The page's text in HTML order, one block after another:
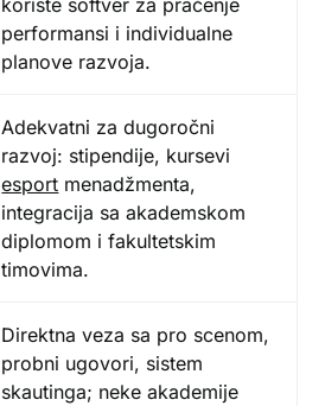
performansi i individualne
planove razvoja.
Adekvatni za dugoročni
razvoj: stipendije, kursevi
esport menadžmenta,
integracija sa akademskom
diplomom i fakultetskim
timovima.
Direktna veza sa pro scenom,
probni ugovori, sistem
skautinga; neke akademije